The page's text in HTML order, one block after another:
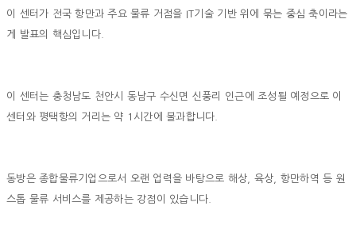
이 센터가 전국 항만과 주요 물류 거점을 IT기술 기반 위에 묶는 중심 축이라는
게 발표의 핵심입니다.
이 센터는 충청남도 천안시 동남구 수신면 신풍리 인근에 조성될 예정으로 이
센터와 평택항의 거리는 약 1시간에 불과합니다.
동방은 종합물류기업으로서 오랜 업력을 바탕으로 해상, 육상, 항만하역 등 원
스톱 물류 서비스를 제공하는 강점이 있습니다.